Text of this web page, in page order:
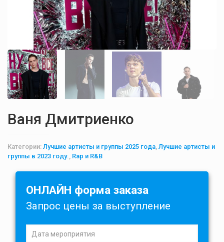
Ваня Дмитриенко
Категории: Лучшие артисты и группы 2025 года, Лучшие артисты и
группы в 2023 году., Rap и R&B
ОНЛАЙН форма заказа
Запрос цены за выступление